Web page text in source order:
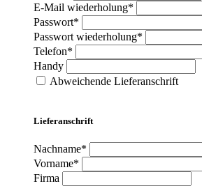
E-Mail wiederholung*
Passwort*
Passwort wiederholung*
Telefon*
Handy
Abweichende Lieferanschrift
Lieferanschrift
Nachname*
Vorname*
Firma